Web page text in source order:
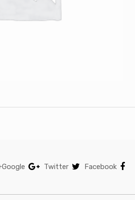
Facebook
Twitter
Google+